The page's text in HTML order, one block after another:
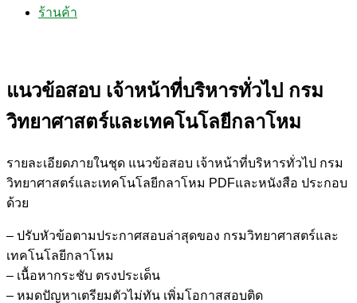
ร้านค้า
แนวข้อสอบ เจ้าหน้าที่บริหารทั่วไป กรม
วิทยาศาสตร์และเทคโนโลยีกลาโหม
รายละเอียดภายในชุด แนวข้อสอบ เจ้าหน้าที่บริหารทั่วไป กรม
วิทยาศาสตร์และเทคโนโลยีกลาโหม PDFและหนังสือ ประกอบ
ด้วย
– ปรับหัวข้อตามประกาศสอบล่าสุดของ กรมวิทยาศาสตร์และ
เทคโนโลยีกลาโหม
– เนื้อหากระชับ ตรงประเด็น
– หมดปัญหาเตรียมตัวไม่ทัน เพิ่มโอกาสสอบติด